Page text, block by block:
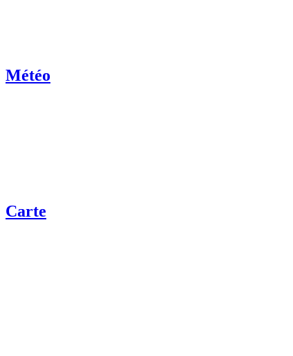
Météo
Carte